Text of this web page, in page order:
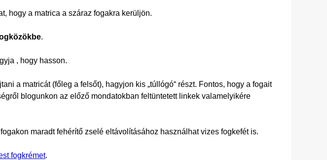
hogy a matrica a száraz fogakra kerüljön.
.
, hogy hasson.
a matricát (főleg a felsőt), hagyjon kis „túllógó“ részt. Fontos, hogy a fogait
blogunkon az előző mondatokban feltüntetett linkek valamelyikére
maradt fehérítő zselé eltávolításához használhat vizes fogkefét is.
fogkrémet.